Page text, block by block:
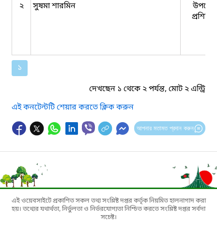
২ সুষমা শারমিন
১
দেখছেন ১ থেকে ২ পর্যন্ত, মোট ২ এন্ট্রি
এই কনটেন্টটি শেয়ার করতে ক্লিক করুন
আপনার মতামত প্রদান করুন
এই ওয়েবসাইটে প্রকাশিত সকল তথ্য সংশ্লিষ্ট দপ্তর কর্তৃক নিয়মিত হালনাগাদ করা
হয়। তথ্যের যথার্থতা, নির্ভুলতা ও নির্ভরযোগ্যতা নিশ্চিত করতে সংশ্লিষ্ট দপ্তর সর্বদা
সচেষ্ট।